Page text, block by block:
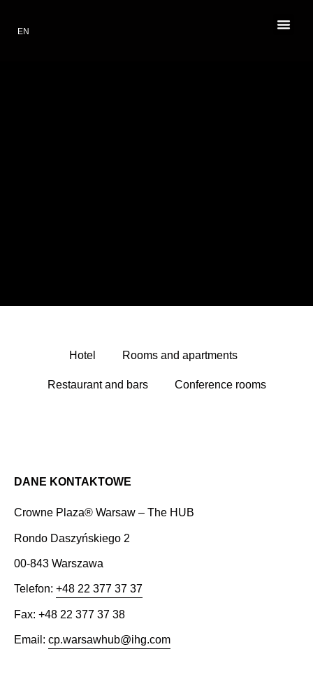
EN
PL
Hotel Rooms and apartments
Restaurant and bars Conference rooms
DANE KONTAKTOWE
Crowne Plaza® Warsaw – The HUB
Rondo Daszyńskiego 2
00-843 Warszawa
Telefon: +48 22 377 37 37
Fax: +48 22 377 37 38
Email: cp.warsawhub@ihg.com